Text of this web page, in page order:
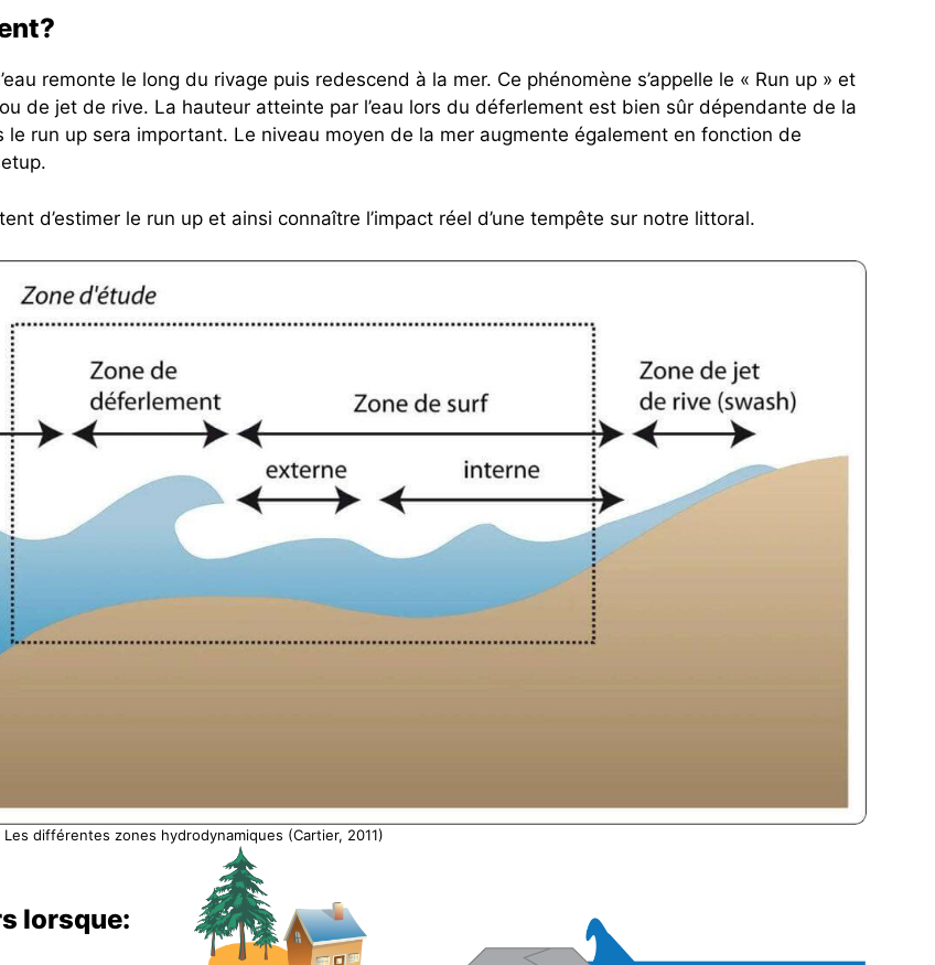
remonte le long du rivage puis redescend à la mer. Ce phénomène s’appelle le « Run up » et
de jet de rive. La hauteur atteinte par l’eau lors du déferlement est bien sûr dépendante de la
run up sera important. Le niveau moyen de la mer augmente également en fonction de
d’estimer le run up et ainsi connaître l’impact réel d’une tempête sur notre littoral.
Les différentes zones hydrodynamiques (Cartier, 2011)
lorsque: